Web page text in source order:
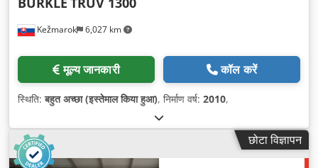
Kežmarok 6,027 km
मूल्य जानकारी कॉल करें
स्थिति:बहुत अच्छा (इस्तेमाल किया हुआ), निर्माण वर्ष: 2010,
छोटा विज्ञापन